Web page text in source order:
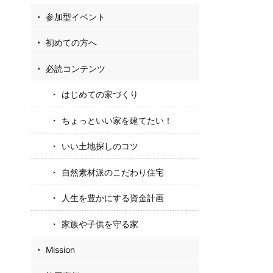
参加型イベント
初めての方へ
必読コンテンツ
はじめての家づくり
ちょっといい家を建てたい！
いい土地探しのコツ
自然素材派のこだわり住宅
人生を豊かにする資金計画
家族や子供を守る家
Mission